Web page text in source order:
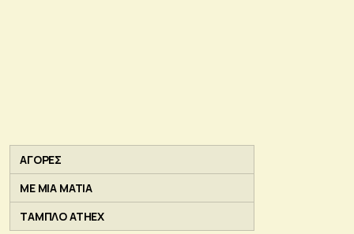
ΑΓΟΡΕΣ
ΜΕ ΜΙΑ ΜΑΤΙΑ
ΤΑΜΠΛΟ ATHEX